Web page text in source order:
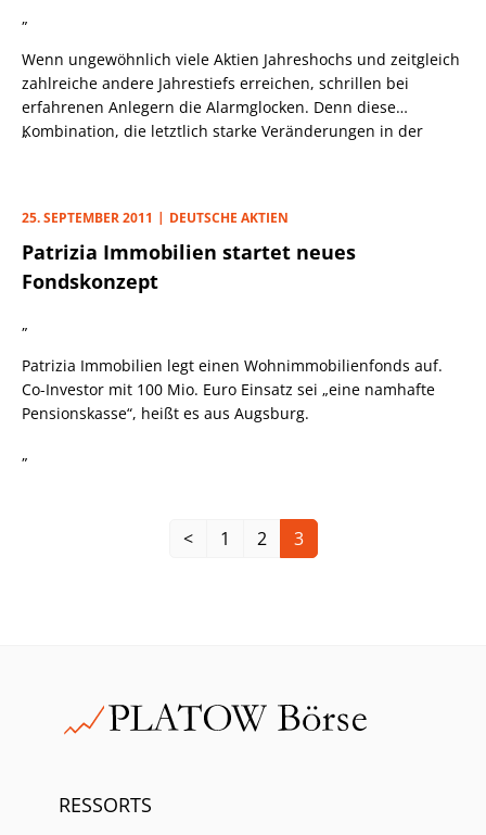
„
Wenn ungewöhnlich viele Aktien Jahreshochs und zeitgleich
zahlreiche andere Jahrestiefs erreichen, schrillen bei
erfahrenen Anlegern die Alarmglocken. Denn diese
Kombination, die letztlich starke Veränderungen in der
im Sommer 2007, kurz vor dem Ausbruch der
Finanzmarktkrise.
„
25. SEPTEMBER 2011 DEUTSCHE AKTIEN
Patrizia Immobilien startet neues
Fondskonzept
„
Patrizia Immobilien legt einen Wohnimmobilienfonds auf.
Co-Investor mit 100 Mio. Euro Einsatz sei „eine namhafte
Pensionskasse“, heißt es aus Augsburg.
„
< 1 2 3
RESSORTS